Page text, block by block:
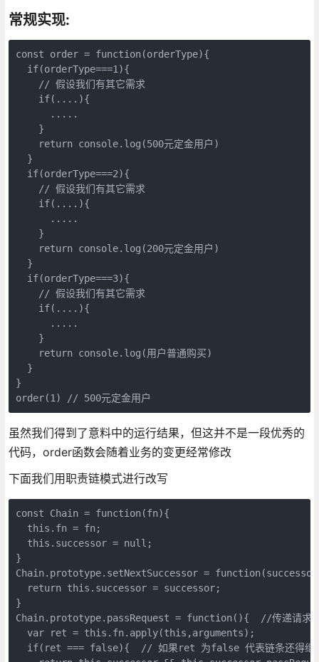
常规实现:
const order = function(orderType){
  if(orderType===1){
    // 假设我们有其它需求
    if(....){
      .....
    }
    return console.log(500元定金用户)
  }
  if(orderType===2){
    // 假设我们有其它需求
    if(....){
      .....
    }
    return console.log(200元定金用户)
  }
  if(orderType===3){
    // 假设我们有其它需求
    if(....){
      .....
    }
    return console.log(用户普通购买)
  }
}
order(1) // 500元定金用户
虽然我们得到了意料中的运行结果，但这并不是一段优秀的
代码，order函数会随着业务的变更经常修改
下面我们用职责链模式进行改写
const Chain = function(fn){
  this.fn = fn;
  this.successor = null;
}
Chain.prototype.setNextSuccessor = function(successor){
  return this.successor = successor;
}
Chain.prototype.passRequest = function(){  //传递请求给
  var ret = this.fn.apply(this,arguments);
if(ret === false){  // 如果ret 为false 代表链条还得继